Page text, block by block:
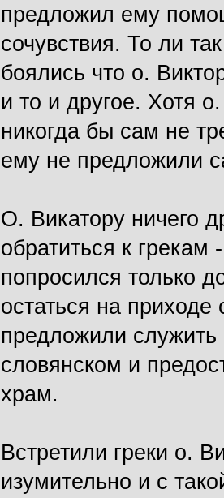
предложил ему
сочувствия. То ли
боялись что о.
и то и другое. Хотя
никогда бы сам не
ему не предложили
О. Викатору ничего
обратиться к
попросился только
остаться на приходе
предложили
словянском и
храм.
Встретили греки о.
изумительно и с